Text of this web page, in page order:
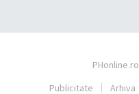
PHonline.ro
Publicitate
Arhiva